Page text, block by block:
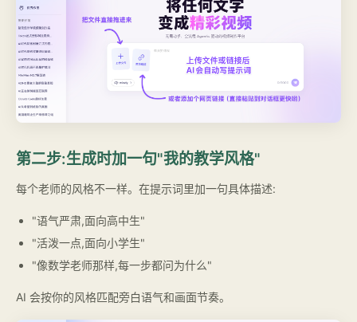
第二步:生成时加一句"我的教学风格"
每个老师的风格不一样。在提示词里加一句具体描述:
"语气严肃,面向高中生"
"活泼一点,面向小学生"
"像数学老师那样,每一步都问为什么"
AI 会按你的风格匹配旁白语气和画面节奏。